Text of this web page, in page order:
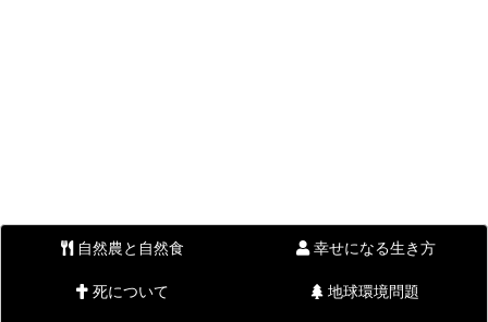
自然農と自然食
幸せになる生き方
死について
地球環境問題